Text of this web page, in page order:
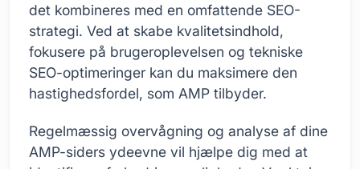
det kombineres med en omfattende SEO-
strategi. Ved at skabe kvalitetsindhold,
fokusere på brugeroplevelsen og tekniske
SEO-optimeringer kan du maksimere den
hastighedsfordel, som AMP tilbyder.
Regelmæssig overvågning og analyse af dine
AMP-siders ydeevne vil hjælpe dig med at